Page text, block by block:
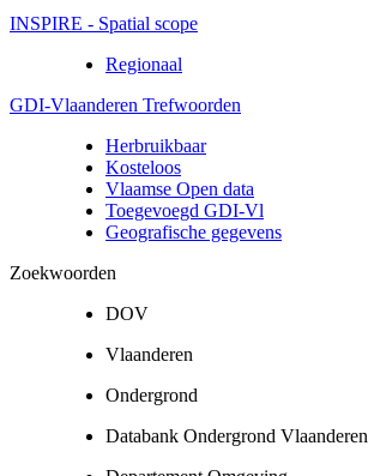
INSPIRE - Spatial scope
Regionaal
GDI-Vlaanderen Trefwoorden
Herbruikbaar
Kosteloos
Vlaamse Open data
Toegevoegd GDI-Vl
Geografische gegevens
Zoekwoorden
DOV
Vlaanderen
Ondergrond
Databank Ondergrond Vlaanderen